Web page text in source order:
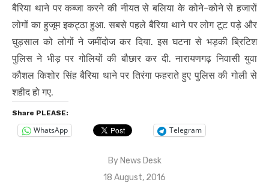
बैरिया थाने पर कब्जा करने की नीयत से बलिया के कोने-कोने से हजारों
लोगों का हुजूम इकट्ठा हुआ. सबसे पहले बैरिया थाने पर लोग टूट पड़े और
घुड़साल को लोगों ने जमींदोज कर दिया. इस घटना से भड़की ब्रिटिश
पुलिस ने भीड़ पर गोलियों की बौछार कर दी. नारायणगढ़ निवासी युवा
कौशल किशोर सिंह बैरिया थाने पर तिरंगा फहराते हुए पुलिस की गोली से
शहीद हो गए.
Share PLEASE:
WhatsApp Telegram
By News Desk
Posted
18 August, 2016